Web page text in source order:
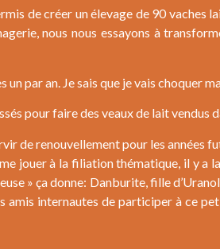
de créer un élevage de 90
nous nous essayons à
par an. Je sais que je vais choquer
pour faire des veaux de lait vendus
de renouvellement pour les années
jouer à la filiation thématique, il y a
» ça donne: Danburite, fille
amis internautes de participer à ce